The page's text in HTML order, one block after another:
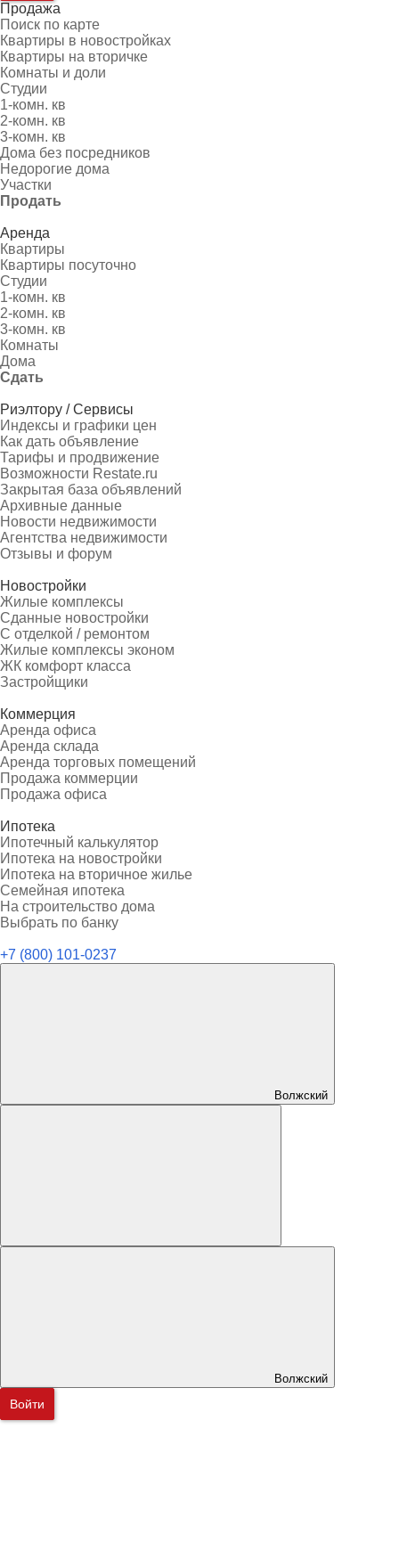
Продажа
Поиск по карте
Квартиры в новостройках
Квартиры на вторичке
Комнаты и доли
Студии
1-комн. кв
2-комн. кв
3-комн. кв
Дома без посредников
Недорогие дома
Участки
Продать
Аренда
Квартиры
Квартиры посуточно
Студии
1-комн. кв
2-комн. кв
3-комн. кв
Комнаты
Дома
Сдать
Риэлтору / Сервисы
Индексы и графики цен
Как дать объявление
Тарифы и продвижение
Возможности Restate.ru
Закрытая база объявлений
Архивные данные
Новости недвижимости
Агентства недвижимости
Отзывы и форум
Новостройки
Жилые комплексы
Сданные новостройки
С отделкой / ремонтом
Жилые комплексы эконом
ЖК комфорт класса
Застройщики
Коммерция
Аренда офиса
Аренда склада
Аренда торговых помещений
Продажа коммерции
Продажа офиса
Ипотека
Ипотечный калькулятор
Ипотека на новостройки
Ипотека на вторичное жилье
Семейная ипотека
На строительство дома
Выбрать по банку
+7 (800) 101-0237
Волжский
Волжский
Войти